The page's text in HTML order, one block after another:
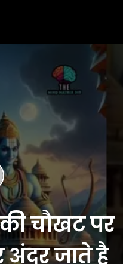
चौखट पर
अंदर जाते है